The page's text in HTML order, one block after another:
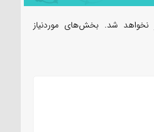
نخواهد شد. بخش‌های موردنیاز